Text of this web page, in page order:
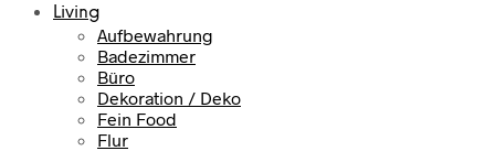
Living
Aufbewahrung
Badezimmer
Büro
Dekoration / Deko
Fein Food
Flur